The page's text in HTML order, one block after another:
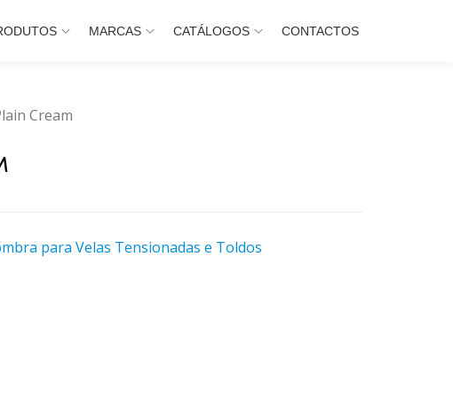
MARCAS CATÁLOGOS CONTACTOS
Cream
para Velas Tensionadas e Toldos